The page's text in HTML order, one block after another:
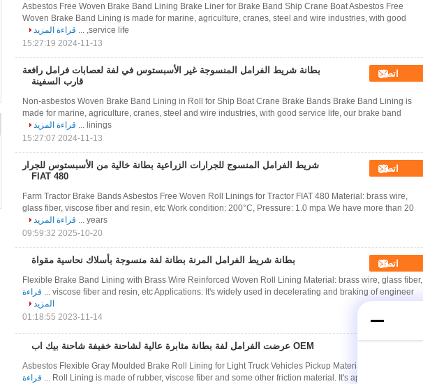
Asbestos Free Woven Brake Band Lining Brake Liner for Brake Band Ship Crane Boat Asbestos Free
Woven Brake Band Lining is made for marine, agriculture, cranes, steel and wire industries, with good
service life, ...
قراءة المزيد
2024-11-13 15:27:19
بطانة شريط الفرامل المنسوجة غير الأسبستوس في لفة لعصابات فرامل رافعة
قارب السفينة
اتصل
Non-asbestos Woven Brake Band Lining in Roll for Ship Boat Crane Brake Bands Brake Band Lining is
made for marine, agriculture, cranes, steel and wire industries, with good service life, our brake band
linings ...
قراءة المزيد
2024-11-13 15:27:07
شريط الفرامل المنسوج للجرارات الزراعية بطانة خالية من الأسبستوس للجرار
FIAT 480
اتصل
Farm Tractor Brake Bands Asbestos Free Woven Roll Linings for Tractor FIAT 480 Material: brass wire,
glass fiber, viscose fiber and resin, etc Work condition: 200°C, Pressure: 1.0 mpa We have more than 20
years ...
قراءة المزيد
2025-10-20 09:59:32
بطانة شريط الفرامل المرنة بطانة لفة منسوجة بأسلاك نحاسية مقواة اتصل
Flexible Brake Band Lining with Brass Wire Reinforced Woven Roll Lining Material: brass wire, glass fiber,
viscose fiber and resin, etc Applications: It's widely used in decelerating and braking of engineer ...
قراءة
المزيد
2023-11-14 01:18:55
OEM عرضت الفرامل لفة بطانة مثابرة عالية لشاحنة خفيفة شاحنة بيك اب
Asbestos Flexible Gray Moulded Brake Roll Lining for Light Truck Vehicles Pickup Materials: This Brake
Roll Lining is made of rubber, viscose fiber and some other friction material. It's applicable to ...
قراءة